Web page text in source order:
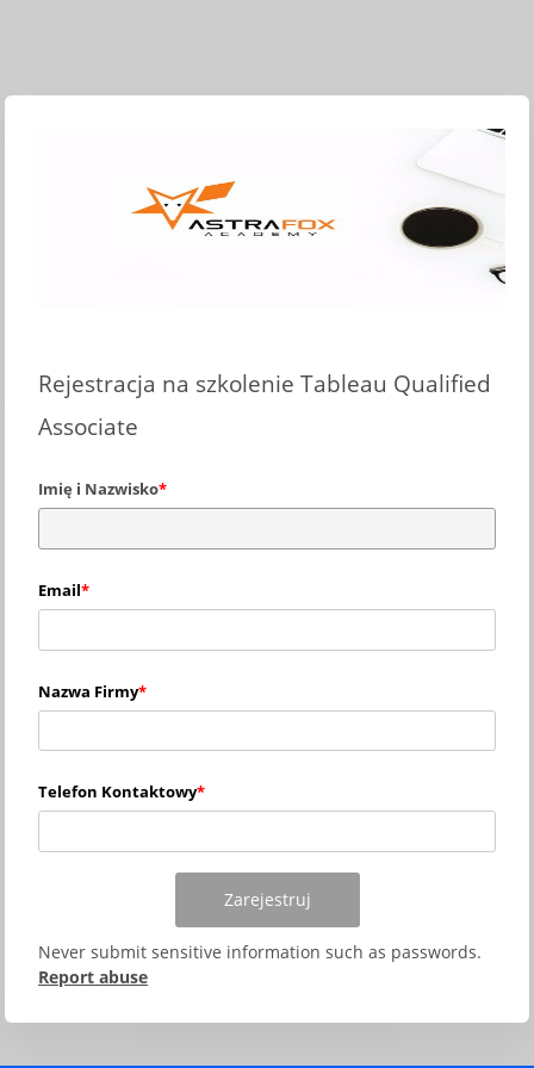
Rejestracja na szkolenie Tableau Qualified
Associate
Imię i Nazwisko
Email
Nazwa Firmy
Telefon Kontaktowy
Zarejestruj
Never submit sensitive information such as passwords.
Report abuse